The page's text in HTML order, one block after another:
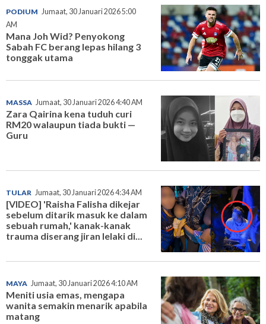
PODIUM Jumaat, 30 Januari 2026 5:00
AM
Mana Joh Wid? Penyokong
Sabah FC berang lepas hilang 3
tonggak utama
MASSA Jumaat, 30 Januari 2026 4:40 AM
Zara Qairina kena tuduh curi
RM20 walaupun tiada bukti —
Guru
TULAR Jumaat, 30 Januari 2026 4:34 AM
[VIDEO] 'Raisha Falisha dikejar
sebelum ditarik masuk ke dalam
sebuah rumah,' kanak-kanak
trauma diserang jiran lelaki di...
MAYA Jumaat, 30 Januari 2026 4:10 AM
Meniti usia emas, mengapa
wanita semakin menarik apabila
matang